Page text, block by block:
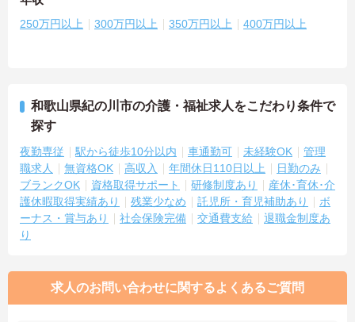
250万円以上 300万円以上 350万円以上 400万円以上
和歌山県紀の川市の介護・福祉求人をこだわり条件で
探す
夜勤専従 駅から徒歩10分以内 車通勤可 未経験OK
管理
職求人
無資格OK 高収入 年間休日110日以上
日勤のみ
ブランクOK
資格取得サポート 研修制度あり
産休･育休･介
護休暇取得実績あり
残業少なめ 託児所・育児補助あり
ボ
ーナス・賞与あり
社会保険完備 交通費支給
退職金制度あ
り
求人のお問い合わせに関するよくあるご質問